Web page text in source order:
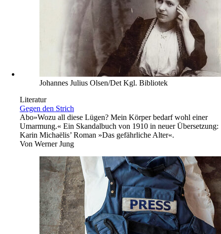
Johannes Julius Olsen/Det Kgl. Bibliotek
Literatur
Gegen den Strich
Abo»Wozu all diese Lügen? Mein Körper bedarf wohl einer
Umarmung.« Ein Skandalbuch von 1910 in neuer Übersetzung:
Karin Michaëlis’ Roman »Das gefährliche Alter«.
Von Werner Jung